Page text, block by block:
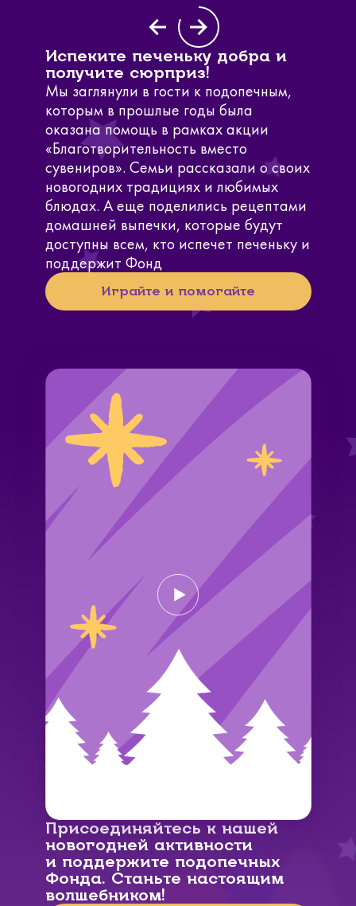
Испеките печеньку добра и
получите сюрприз!
Мы заглянули в гости к подопечным,
которым в прошлые годы была
оказана помощь в рамках акции
«Благотворительность вместо
сувениров». Семьи рассказали о своих
новогодних традициях и любимых
блюдах. А еще поделились рецептами
домашней выпечки, которые будут
доступны всем, кто испечет печеньку и
поддержит Фонд
Играйте и помогайте
Присоединяйтесь к нашей
новогодней активности
и поддержите подопечных
Фонда. Станьте настоящим
волшебником!